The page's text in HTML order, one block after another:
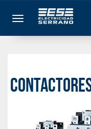
Toggle navigation